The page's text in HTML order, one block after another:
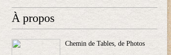
À propos
Chemin de Tables, de Photos